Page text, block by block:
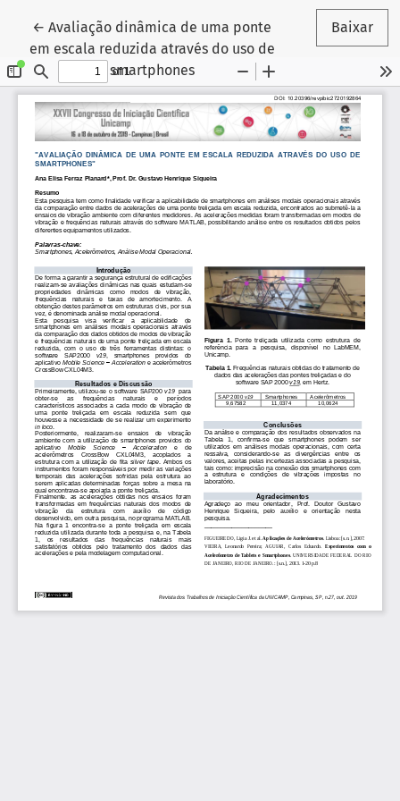
←Voltar aos Detalhes do Artigo
Avaliação dinâmica de uma ponte
em escala reduzida através do uso de
smartphones
Baixar